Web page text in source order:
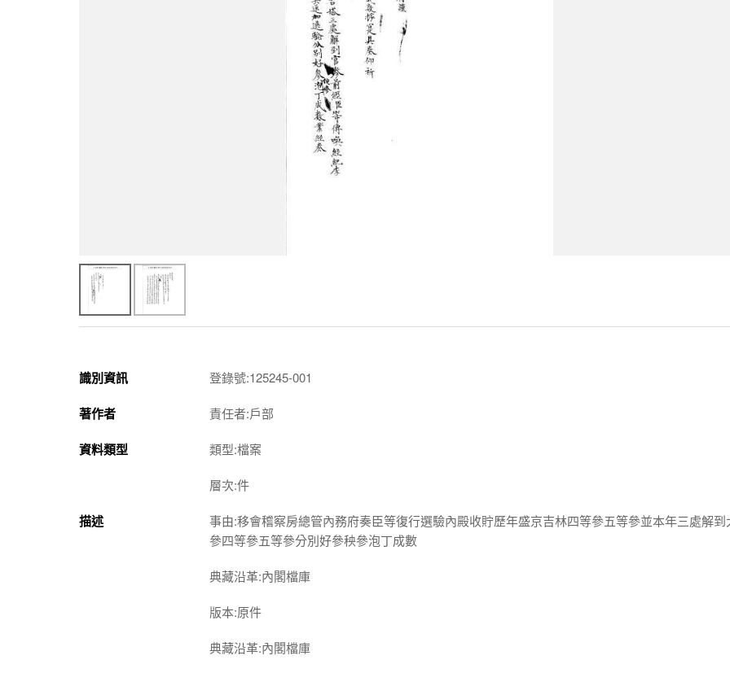
識別資訊 登錄號:125245-001
著作者 責任者:戶部
資料類型 類型:檔案
層次:件
描述
事由:移會稽察房總管內務府奏臣等復行選驗內殿收貯歷年盛京吉林四等參五等參並本年三處解到
參四等參五等參分別好參秧參泡丁成數
典藏沿革:內閣檔庫
版本:原件
典藏沿革:內閣檔庫